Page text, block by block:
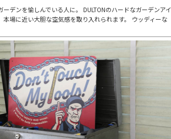
デンを愉しんでいる人に。 DULTONのハードなガーデンアイ
本場に近い大胆な空気感を取り入れられます。 ウッディーな